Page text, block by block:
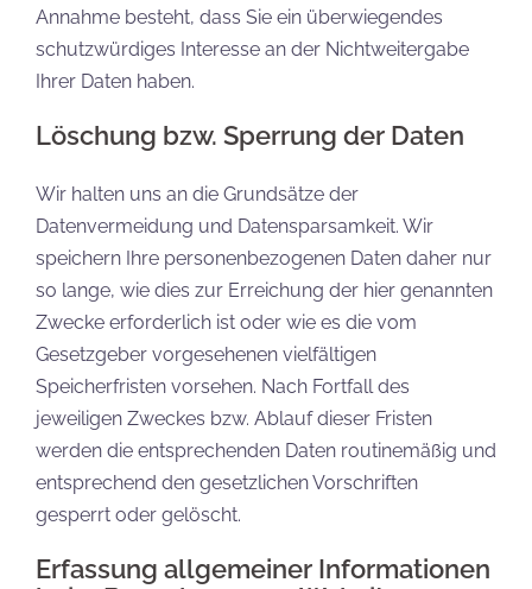
Annahme besteht, dass Sie ein überwiegendes
schutzwürdiges Interesse an der Nichtweitergabe
Ihrer Daten haben.
Löschung bzw. Sperrung der Daten
Wir halten uns an die Grundsätze der
Datenvermeidung und Datensparsamkeit. Wir
speichern Ihre personenbezogenen Daten daher nur
so lange, wie dies zur Erreichung der hier genannten
Zwecke erforderlich ist oder wie es die vom
Gesetzgeber vorgesehenen vielfältigen
Speicherfristen vorsehen. Nach Fortfall des
jeweiligen Zweckes bzw. Ablauf dieser Fristen
werden die entsprechenden Daten routinemäßig und
entsprechend den gesetzlichen Vorschriften
gesperrt oder gelöscht.
Erfassung allgemeiner Informationen